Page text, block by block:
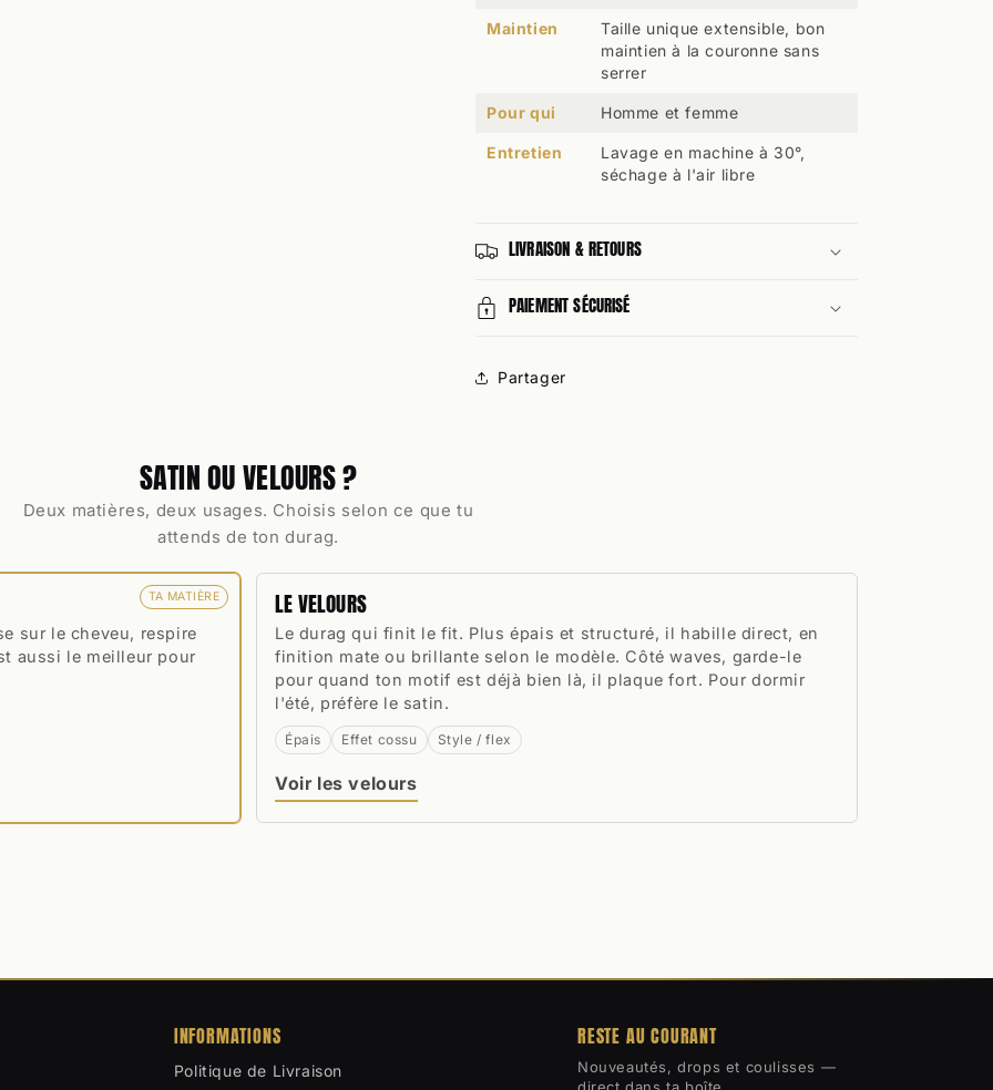
Maintien
Taille unique extensible, bon
maintien à la couronne sans
serrer
Pour qui Homme et femme
Entretien
Lavage en machine à 30°,
séchage à l'air libre
LIVRAISON & RETOURS
PAIEMENT SÉCURISÉ
Partager
SATIN OU VELOURS ?
Deux matières, deux usages. Choisis selon ce que tu
attends de ton durag.
TA MATIÈRE
sur le cheveu, respire
aussi le meilleur pour
LE VELOURS
Le durag qui finit le fit. Plus épais et structuré, il habille direct, en
finition mate ou brillante selon le modèle. Côté waves, garde-le
pour quand ton motif est déjà bien là, il plaque fort. Pour dormir
l'été, préfère le satin.
Épais Effet cossu Style / flex
Voir les velours
INFORMATIONS
Politique de Livraison
RESTE AU COURANT
Nouveautés, drops et coulisses —